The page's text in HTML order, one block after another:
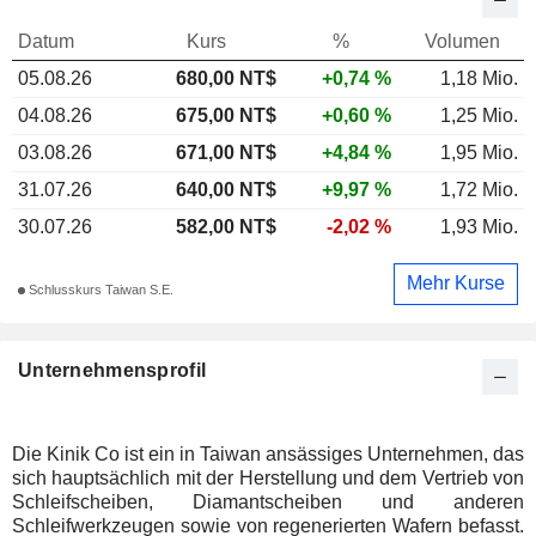
Unternehmensprofil
Die Kinik Co ist ein in Taiwan ansässiges Unternehmen, das
sich hauptsächlich mit der Herstellung und dem Vertrieb von
Schleifscheiben, Diamantscheiben und anderen
Schleifwerkzeugen sowie von regenerierten Wafern befasst.
Datum Kurs %
Volumen
05.08.26
680,00 NT$ +0,74 %
1,18 Mio.
04.08.26
675,00 NT$ +0,60 %
1,25 Mio.
03.08.26
671,00 NT$ +4,84 %
1,95 Mio.
31.07.26
640,00 NT$ +9,97 %
1,72 Mio.
30.07.26
582,00 NT$ -2,02 % 1,93 Mio.
Schlusskurs Taiwan S.E. Mehr Kurse